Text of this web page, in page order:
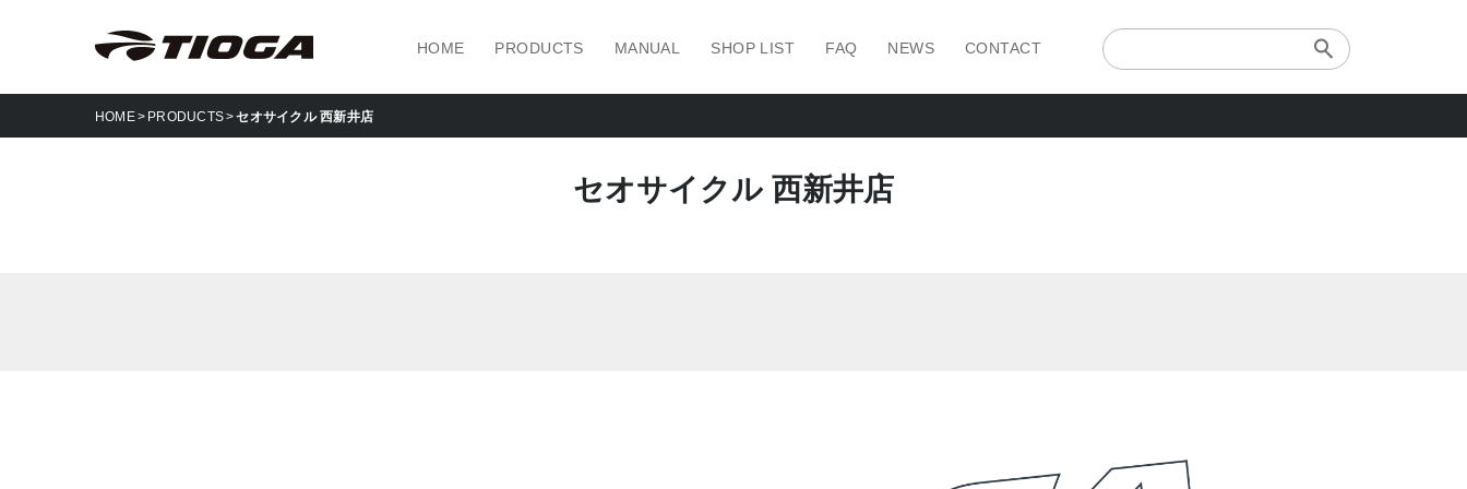
HOME PRODUCTS MANUAL SHOP LIST FAQ NEWS CONTACT
HOME PRODUCTS セオサイクル 西新井店
セオサイクル 西新井店